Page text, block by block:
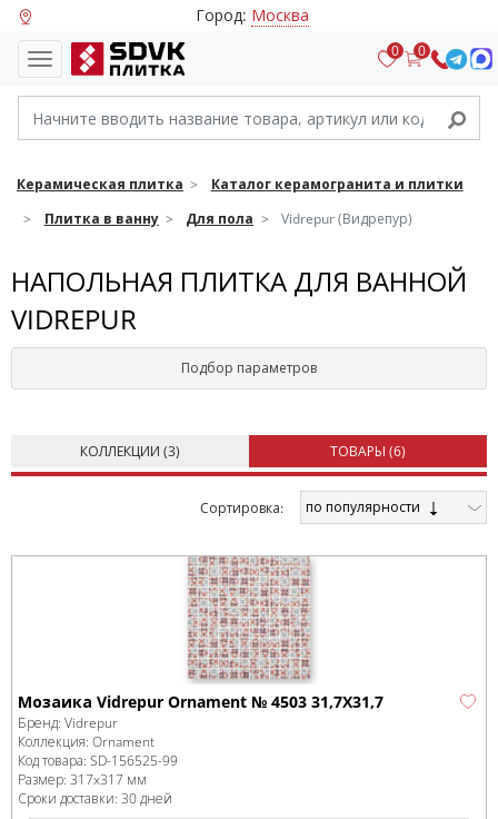
Город: Москва
0 0
Керамическая плитка
Каталог керамогранита и плитки
Плитка в ванну
Для пола Vidrepur (Видрепур)
НАПОЛЬНАЯ ПЛИТКА ДЛЯ ВАННОЙ
VIDREPUR
Подбор параметров
КОЛЛЕКЦИИ (3) ТОВАРЫ (6)
Cортировка: по популярности
Мозаика Vidrepur Ornament № 4503 31,7Х31,7
Бренд: Vidrepur
Коллекция: Ornament
Код товара: SD-156525-99
Размер: 317x317 мм
Сроки доставки: 30 дней